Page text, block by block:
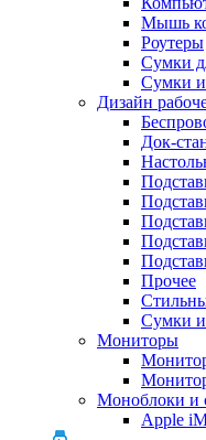
Мышь
Роутеры
Сумки
Сумки и
Дизайн
Док-
Прочее
Сумки и
Мониторы
Моноблоки и
Apple